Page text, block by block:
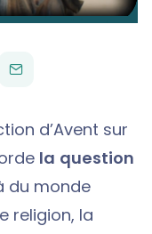
ENVOYER
PAR
EMAIL
d’Avent sur
la question
du monde
religion, la